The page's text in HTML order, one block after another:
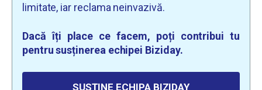
limitate, iar reclama neinvazivă.
Dacă îți place ce facem, poți contribui tu
pentru susținerea echipei Biziday.
SUSȚINE ECHIPA BIZIDAY